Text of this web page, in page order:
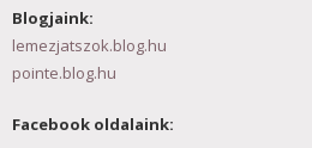
Blogjaink:
lemezjatszok.blog.hu
pointe.blog.hu
Facebook oldalaink: